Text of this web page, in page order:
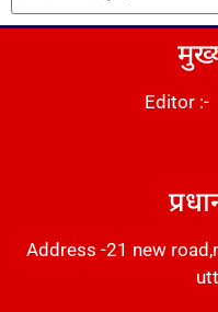
Editor :-
Address -21 new